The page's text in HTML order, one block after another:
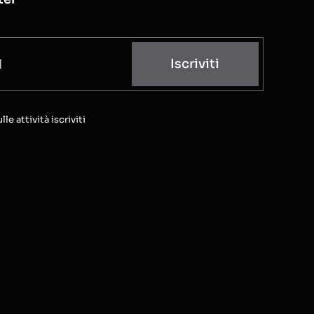
Iscriviti
attività iscriviti